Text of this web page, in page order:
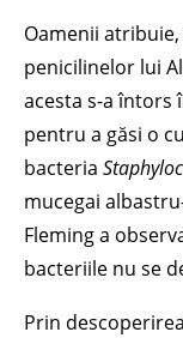
Oamenii
penicilinelor lui
acesta s-a întors
pentru a găsi o
bacteria
mucegai
Fleming a
bacteriile nu se
Prin